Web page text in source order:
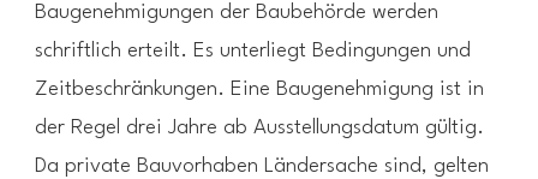
Baugenehmigungen der Baubehörde werden
schriftlich erteilt. Es unterliegt Bedingungen und
Zeitbeschränkungen. Eine Baugenehmigung ist in
der Regel drei Jahre ab Ausstellungsdatum gültig.
Da private Bauvorhaben Ländersache sind, gelten